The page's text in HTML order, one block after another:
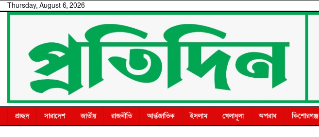
SkipThursday, August 6, 2026
প্রচ্ছদ সারাদেশ জাতীয় রাজনীতি আর্ন্তজাতিক ইসলাম খেলাধূলা অপরাধ কিশোরগঞ্জ